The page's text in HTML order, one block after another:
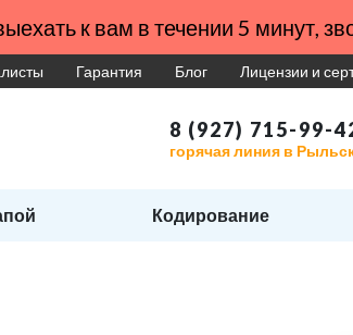
к вам в течении 5 минут,
Гарантия Блог Лицензии и
8 (927) 715-99-
горячая линия в
Кодирование